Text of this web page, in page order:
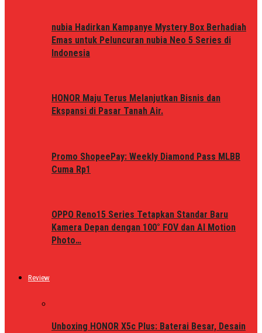
nubia Hadirkan Kampanye Mystery Box Berhadiah
Emas untuk Peluncuran nubia Neo 5 Series di
Indonesia
HONOR Maju Terus Melanjutkan Bisnis dan
Ekspansi di Pasar Tanah Air.
Promo ShopeePay: Weekly Diamond Pass MLBB
Cuma Rp1
OPPO Reno15 Series Tetapkan Standar Baru
Kamera Depan dengan 100° FOV dan AI Motion
Photo…
Review
Unboxing HONOR X5c Plus: Baterai Besar, Desain